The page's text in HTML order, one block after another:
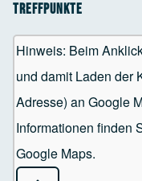
Treffpunkte
Hinweis: Beim
und damit Laden der
Adresse) an Google
Informationen finden
Google Maps.